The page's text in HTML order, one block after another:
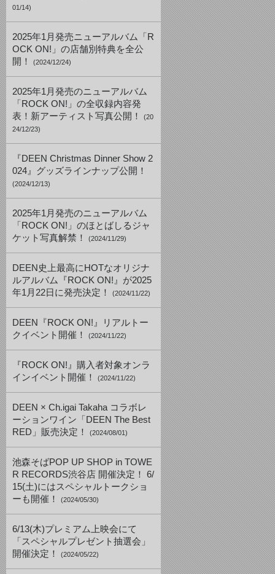
01/14)
2025年1月発売ニューアルバム「R
OCK ON!」の店舗別特典を全公
開！
(2024/12/24)
2025年1月発売のニューアルバム
「ROCK ON!」の全収録内容発
表！新アーティスト写真公開！
(20
24/12/23)
『DEEN Christmas Dinner Show 2
024』グッズラインナップ公開！
(2024/12/13)
2025年1月発売のニューアルバム
「ROCK ON!」のほとばしるジャ
ケット写真解禁！
(2024/11/29)
DEEN史上最高にHOTなオリジナ
ルアルバム『ROCK ON!』が2025
年1月22日に発売決定！
(2024/11/22)
DEEN『ROCK ON!』リアルトー
クイベント開催！
(2024/11/22)
『ROCK ON!』購入者対象オンラ
インイベント開催！
(2024/11/22)
DEEN × Ch.igai Takaha コラボレ
ーションワイン「DEEN The Best
RED」販売決定！
(2024/08/01)
池森そばPOP UP SHOP in TOWE
R RECORDS渋谷店 開催決定！ 6/
15(土)にはスペシャルトークショ
ーも開催！
(2024/05/30)
6/13(木)プレミアム上映会にて
「スペシャルプレゼント抽選会」
開催決定！
(2024/05/22)